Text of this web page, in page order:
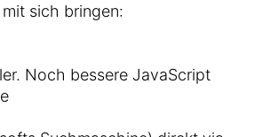
sich bringen:
Noch bessere JavaScript